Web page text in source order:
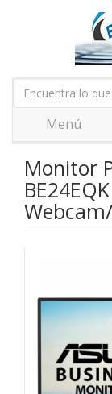
Menú
Monitor